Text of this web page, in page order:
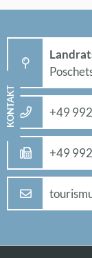
KON­TAKT +49
+49